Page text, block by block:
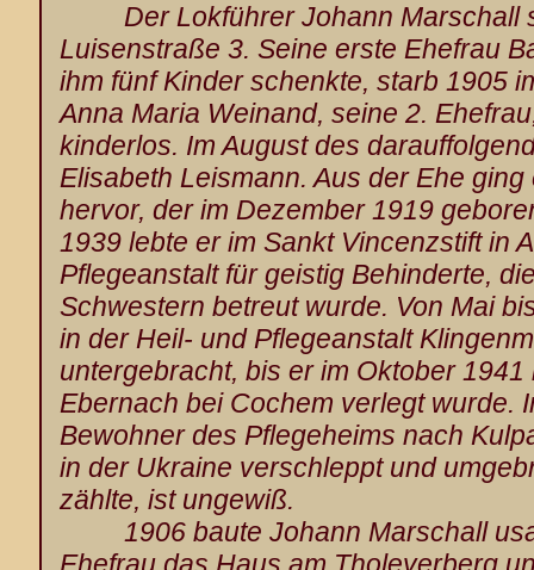
Der Lokführer Johann Marschall
Luisenstraße 3. Seine erste Ehefrau
ihm fünf Kinder schenkte, starb 1905
Anna Maria Weinand, seine 2.
kinderlos. Im August des
Elisabeth Leismann. Aus der Ehe
hervor, der im Dezember 1919
1939 lebte er im Sankt Vincenzstift in
Pflegeanstalt für geistig Behinderte,
Schwestern betreut wurde. Von Mai
in der Heil- und Pflegeanstalt
untergebracht, bis er im Oktober
Ebernach bei Cochem verlegt wurde.
Bewohner des Pflegeheims nach
in der Ukraine verschleppt und
zählte, ist ungewiß.
1906 baute Johann Marschall